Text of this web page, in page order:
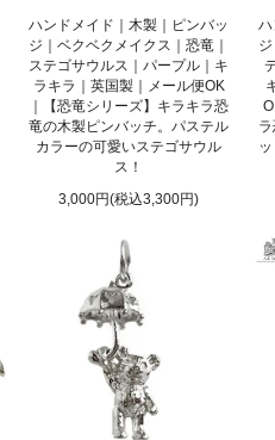
ハンドメイド｜木製｜ピンバッ
ジ｜ベクベクメイクス｜恐竜｜
ステゴサウルス｜パープル｜キ
ラキラ｜英国製｜メール便OK
｜【恐竜シリーズ】キラキラ恐
竜の木製ピンバッチ。パステル
カラーの可愛いステゴサウル
ス！
3,000円(税込3,300円)
ハ